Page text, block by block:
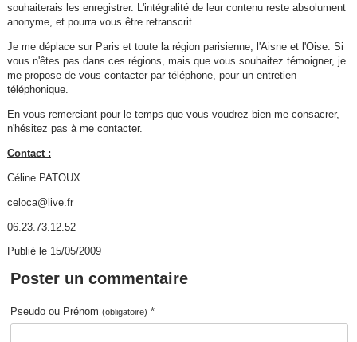
souhaiterais les enregistrer. L'intégralité de leur contenu reste absolument
anonyme, et pourra vous être retranscrit.
Je me déplace sur Paris et toute la région parisienne, l'Aisne et l'Oise. Si
vous n'êtes pas dans ces régions, mais que vous souhaitez témoigner, je
me propose de vous contacter par téléphone, pour un entretien
téléphonique.
En vous remerciant pour le temps que vous voudrez bien me consacrer,
n'hésitez pas à me contacter.
Contact :
Céline PATOUX
celoca@live.fr
06.23.73.12.52
Publié le 15/05/2009
Poster un commentaire
Pseudo ou Prénom(obligatoire) *